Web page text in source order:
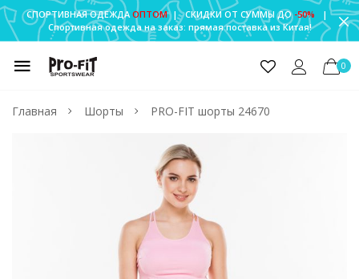
СПОРТИВНАЯ ОДЕЖДА ОПТОМ| СКИДКИ ОТ СУММЫ ДО-50%
|
Спортивная одежда на заказ: прямая поставка из Китая!
0
Главная Шорты PRO-FIT шорты 24670